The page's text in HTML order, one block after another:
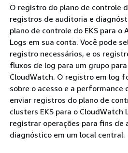
O registro do plano de controle
registros de auditoria e
plano de controle do EKS para o
Logs em sua conta. Você pode
registro necessários, e os
fluxos de log para um grupo
CloudWatch. O registro em log
sobre o acesso e a performance
enviar registros do plano de
clusters EKS para o CloudWatch
registrar operações para fins de
diagnóstico em um local central.